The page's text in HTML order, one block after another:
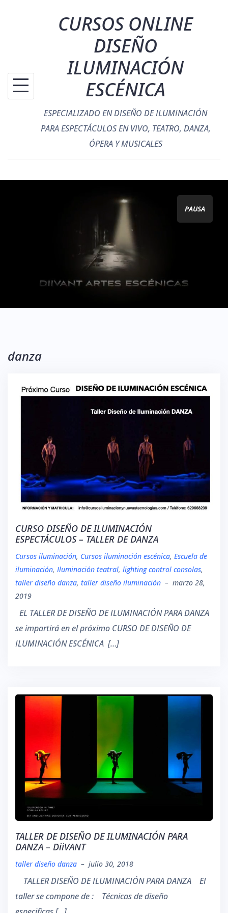
CURSOS ONLINE
DISEÑO
ILUMINACIÓN
ESCÉNICA
ESPECIALIZADO EN DISEÑO DE ILUMINACIÓN
PARA ESPECTÁCULOS EN VIVO, TEATRO, DANZA,
ÓPERA Y MUSICALES
PAUSA
danza
CURSO DISEÑO DE ILUMINACIÓN
ESPECTÁCULOS – TALLER DE DANZA
Cursos iluminación, Cursos iluminación escénica, Escuela de
iluminación, Iluminación teatral, lighting control consolas,
taller diseño danza, taller diseño iluminación – marzo 28,
2019
EL TALLER DE DISEÑO DE ILUMINACIÓN PARA DANZA
se impartirá en el próximo CURSO DE DISEÑO DE
ILUMINACIÓN ESCÉNICA […]
TALLER DE DISEÑO DE ILUMINACIÓN PARA
DANZA – DiiVANT
taller diseño danza – julio 30, 2018
TALLER DISEÑO DE ILUMINACIÓN PARA DANZA El
taller se compone de : Técnicas de diseño